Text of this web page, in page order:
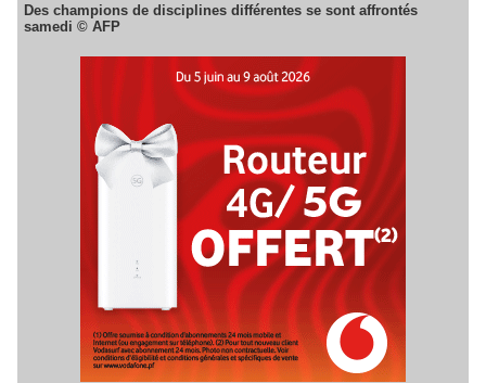
Des champions de disciplines différentes se sont affrontés
samedi © AFP